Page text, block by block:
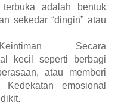
adalah bentuk
sekedar “dingin” atau
Secara
kecil seperti berbagi
atau memberi
emosional